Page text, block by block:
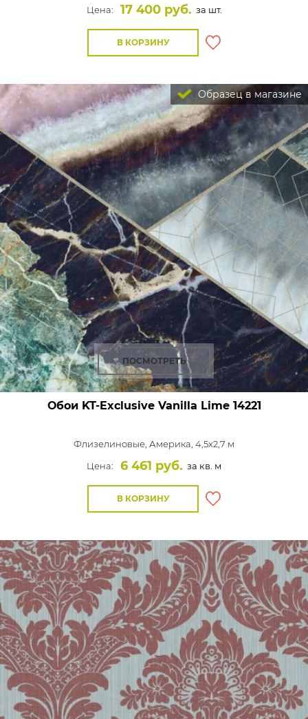
Цена:
17 400 руб. за шт.
В КОРЗИНУ
Образец в магазине
ПОСМОТРЕТЬ
Обои KT-Exclusive Vanilla Lime14221
Флизелиновые, Америка, 4,5x2,7 м
Цена:
6 461 руб. за кв. м
В КОРЗИНУ